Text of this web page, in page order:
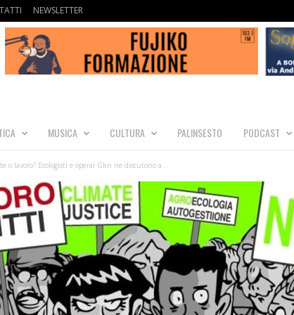
NEWSLETTER
MUSICA CULTURA PALINSESTO PODCAST
o lavoro? Ecologisti e operai Gkn ne discutono a...